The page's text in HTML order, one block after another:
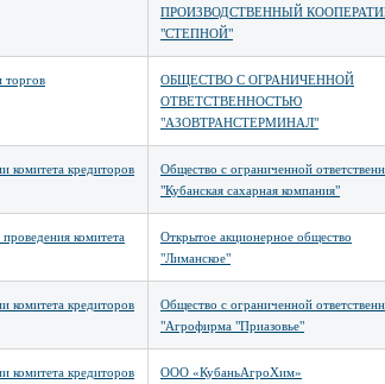
ПРОИЗВОДСТВЕННЫЙ
"СТЕПНОЙ"
торгов
ОБЩЕСТВО С ОГРАНИЧЕННОЙ
ОТВЕТСТВЕННОСТЬЮ
"АЗОВТРАНСТЕРМИНАЛ"
комитета кредиторов
Общество с ограниченной
"Кубанская сахарная компания"
комитета
Открытое акционерное общество
"Лиманское"
комитета кредиторов
Общество с ограниченной
"Агрофирма "Приазовье"
комитета кредиторов ООО «КубаньАгроХим»